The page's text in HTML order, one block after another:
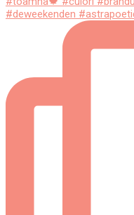
#deweekenden